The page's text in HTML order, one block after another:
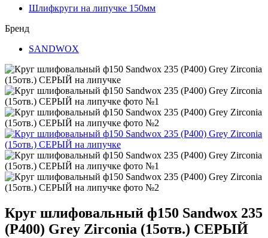
Шлифкруги на липучке 150мм
Бренд
SANDWOX
Круг шлифовальный ф150 Sandwox 235
(Р400) Grey Zirconia (15отв.) СЕРЫЙ